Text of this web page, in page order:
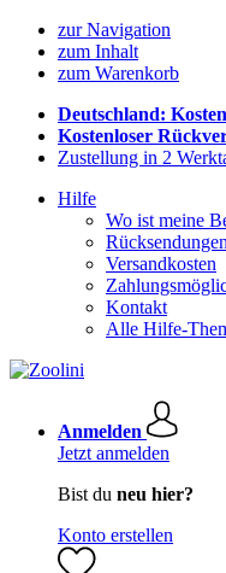
zur Navigation
zum Inhalt
zum Warenkorb
Deutschland:
Kostenloser
Zustellung in 2
Hilfe
Wo ist meine
Rücksendungen
Versandkosten
Kontakt
Alle Hilfe-
Anmelden
Jetzt anmelden
Bist du neu hier?
Konto erstellen